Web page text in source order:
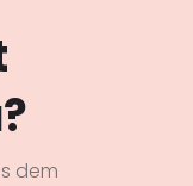
dem